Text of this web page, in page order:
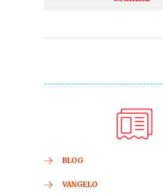
BLOG
VANGELO